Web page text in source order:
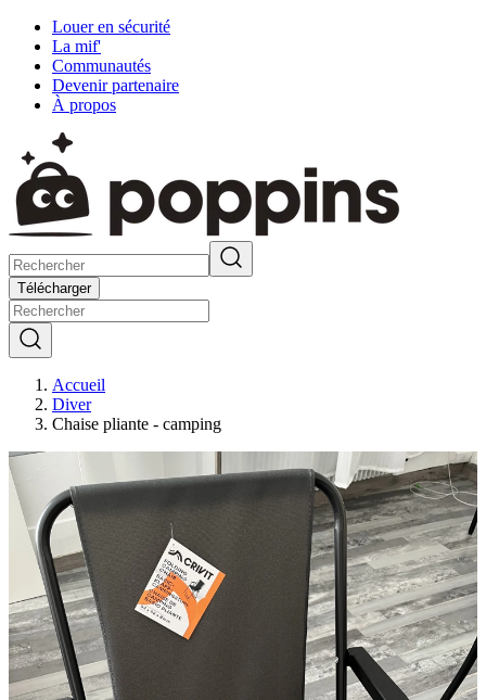
Louer en sécurité
La mif'
Communautés
Devenir partenaire
À propos
Télécharger
Accueil
Diver
Chaise pliante - camping